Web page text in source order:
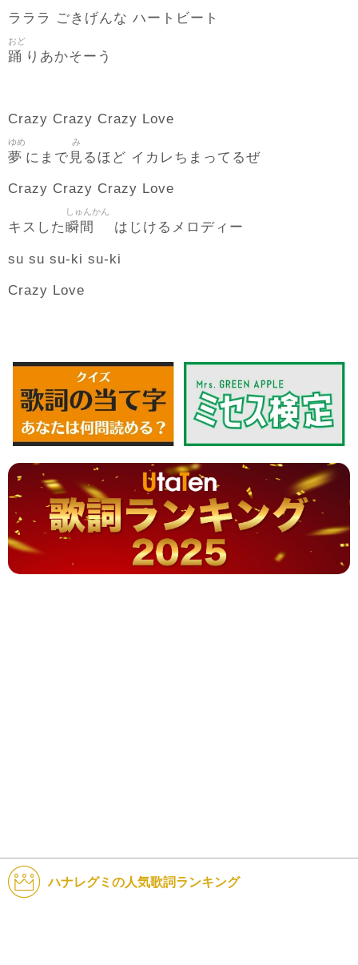
ラララ ごきげんな ハートビート
踊
おど
りあかそーう
Crazy Crazy Crazy Love
夢
ゆめ
にまで 見
み
るほど イカレちまってるぜ
Crazy Crazy Crazy Love
キスした瞬間
しゅんかん
はじけるメロディー
su su su-ki su-ki
Crazy Love
ハナレグミの人気歌詞ランキング